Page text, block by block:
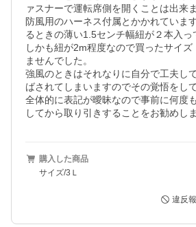
ァスナーで運転席側を開くことは出来
防風用のハーネス付属とかかれていま
るときの薄い1.5センチ幅紐が２本入っ
しかも紐が2m程度なので買ったサイズ
ませんでした。
強風のときはそれなりに自分で工夫し
ばされてしまいますのでその覚悟をし
全体的に表記が曖昧なので事前に何度
してから取り引きすることをお勧めし
購入した商品
サイズ/3Ｌ
違反